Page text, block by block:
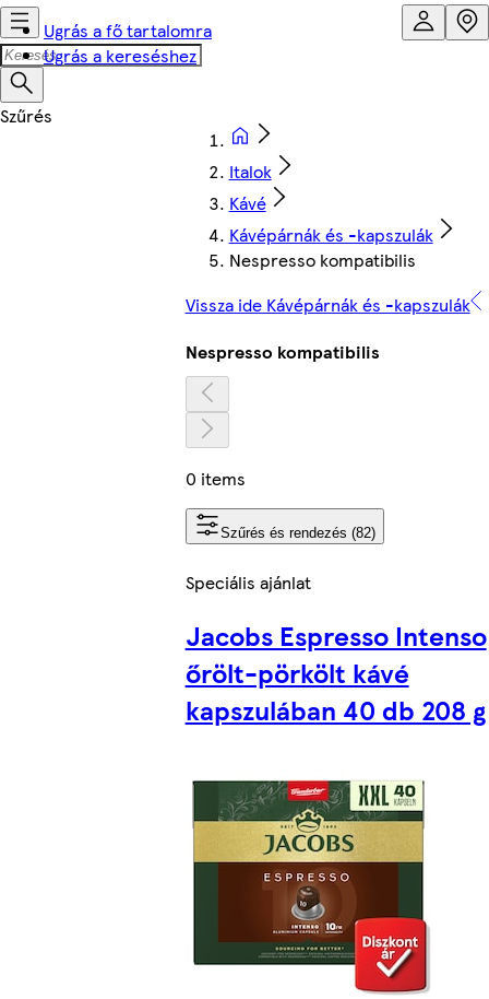
Ugrás a fő tartalomra
Ugrás a kereséshez
Italok
Kávé
Kávépárnák és -kapszulák
Nespresso kompatibilis
Vissza ide Kávépárnák és -kapszulák
Nespresso kompatibilis
0 items
Szűrés és rendezés (82)
Speciális ajánlat
Jacobs Espresso Intenso
őrölt-pörkölt kávé
kapszulában 40 db 208 g